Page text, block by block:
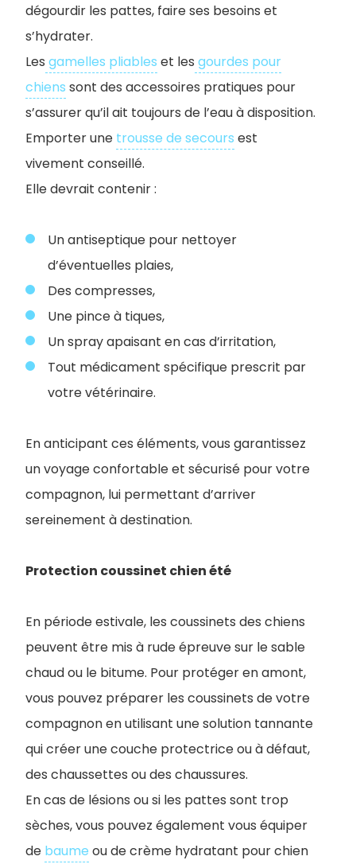
dégourdir les pattes, faire ses besoins et
s’hydrater.
Les gamelles pliables et les gourdes pour
chiens sont des accessoires pratiques pour
s’assurer qu’il ait toujours de l’eau à disposition.
Emporter une trousse de secours est
vivement conseillé.
Elle devrait contenir :
Un antiseptique pour nettoyer
d’éventuelles plaies,
Des compresses,
Une pince à tiques,
Un spray apaisant en cas d’irritation,
Tout médicament spécifique prescrit par
votre vétérinaire.
En anticipant ces éléments, vous garantissez
un voyage confortable et sécurisé pour votre
compagnon, lui permettant d’arriver
sereinement à destination.
Protection coussinet chien été
En période estivale, les coussinets des chiens
peuvent être mis à rude épreuve sur le sable
chaud ou le bitume. Pour protéger en amont,
vous pouvez préparer les coussinets de votre
compagnon en utilisant une solution tannante
qui créer une couche protectrice ou à défaut,
des chaussettes ou des chaussures.
En cas de lésions ou si les pattes sont trop
sèches, vous pouvez également vous équiper
de baume ou de crème hydratant pour chien